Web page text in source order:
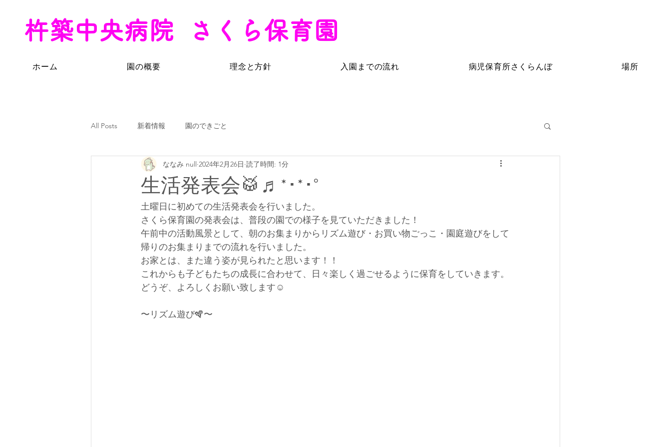
杵築中央病院 さくら保育園
ホーム 園の概要 理念と方針 入園までの流れ 病児保育所さくらんぼ 場所
All Posts 新着情報 園のできごと
生活発表会🥁♬*･*･°
ななみ null 2024年2月26日 読了時間: 1分
土曜日に初めての生活発表会を行いました。
さくら保育園の発表会は、普段の園での様子を見ていただきました！
午前中の活動風景として、朝のお集まりからリズム遊び・お買い物ごっこ・園庭遊びをして
帰りのお集まりまでの流れを行いました。
お家とは、また違う姿が見られたと思います！！
これからも子どもたちの成長に合わせて、日々楽しく過ごせるように保育をしていきます。
どうぞ、よろしくお願い致します☺️
〜リズム遊び🪇〜